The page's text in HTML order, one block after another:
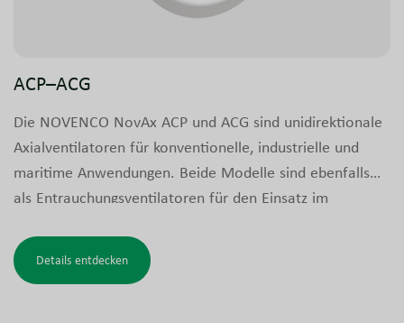
ACP–ACG
Die NOVENCO NovAx ACP und ACG sind unidirektionale
Axialventilatoren für konventionelle, industrielle und
maritime Anwendungen. Beide Modelle sind ebenfalls
als Entrauchungsventilatoren für den Einsatz im
Tunneln und ähnlichen Umgebungen erhältlich. Die
Rauchgasausführungen sind getestet und für
Details entdecken